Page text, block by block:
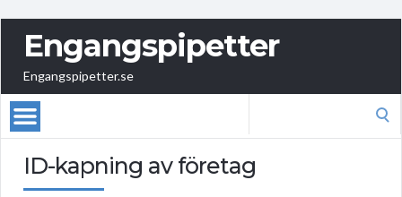
Engangspipetter
Engangspipetter.se
ID-kapning av företag